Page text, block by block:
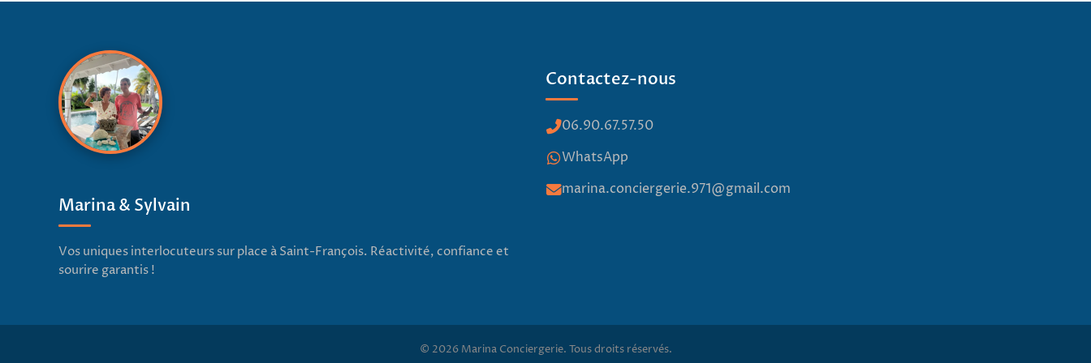
Marina & Sylvain
Vos uniques interlocuteurs sur place à Saint-François. Réactivité, confiance et
sourire garantis !
Contactez-nous
06.90.67.57.50
WhatsApp
marina.conciergerie.971@gmail.com
© 2026Marina Conciergerie. Tous droits réservés.